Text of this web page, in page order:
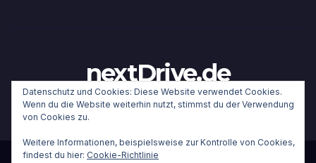
nextDrive.de
Datenschutz und Cookies: Diese Website verwendet Cookies.
Wenn du die Website weiterhin nutzt, stimmst du der Verwendung
von Cookies zu.
Weitere Informationen, beispielsweise zur Kontrolle von Cookies,
findest du hier: Cookie-Richtlinie